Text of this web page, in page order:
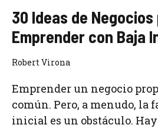
30 Ideas de Negocios
Emprender con Baja
Robert Virona
Emprender un negocio
común. Pero, a menudo, la
inicial es un obstáculo.